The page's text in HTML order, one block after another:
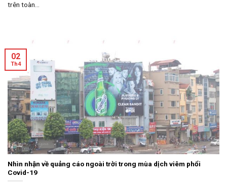
trên toàn...
Nhìn nhận về quảng cáo ngoài trời trong mùa dịch viêm phổi
Covid-19
02
Th4